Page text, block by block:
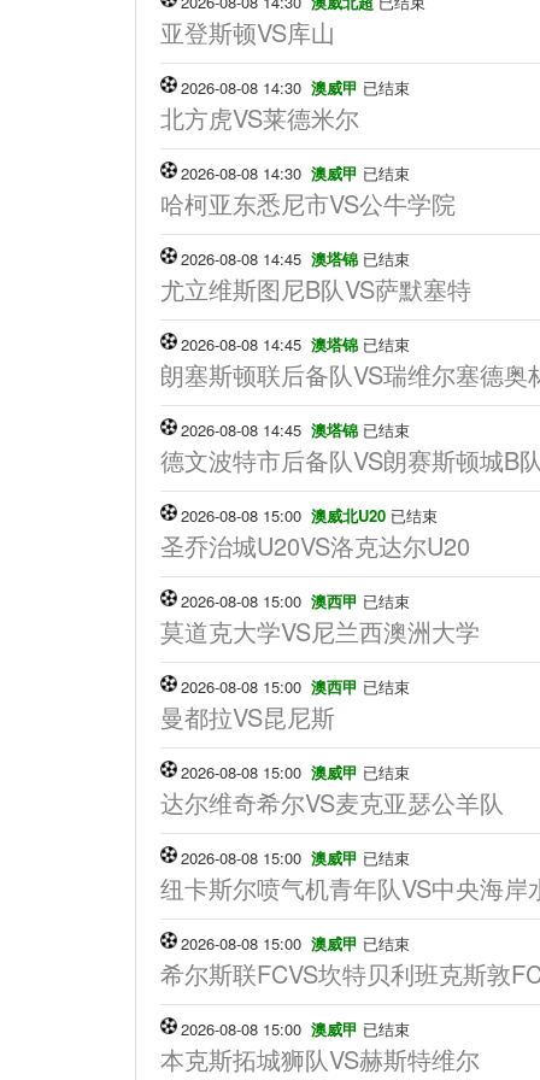
亚登斯顿VS库山
2026-08-08 14:30 澳威甲 已结束
北方虎VS莱德米尔
2026-08-08 14:30 澳威甲 已结束
哈柯亚东悉尼市VS公牛学院
2026-08-08 14:45 澳塔锦 已结束
尤立维斯图尼B队VS萨默塞特
2026-08-08 14:45 澳塔锦 已结束
朗塞斯顿联后备队VS瑞维尔塞德奥
2026-08-08 14:45 澳塔锦 已结束
德文波特市后备队VS朗赛斯顿城B队
2026-08-08 15:00 澳威北U20 已结束
圣乔治城U20VS洛克达尔U20
2026-08-08 15:00 澳西甲 已结束
莫道克大学VS尼兰西澳洲大学
2026-08-08 15:00 澳西甲 已结束
曼都拉VS昆尼斯
2026-08-08 15:00 澳威甲 已结束
达尔维奇希尔VS麦克亚瑟公羊队
2026-08-08 15:00 澳威甲 已结束
纽卡斯尔喷气机青年队VS中央海岸
2026-08-08 15:00 澳威甲 已结束
希尔斯联FCVS坎特贝利班克斯敦
2026-08-08 15:00 澳威甲 已结束
本克斯拓城狮队VS赫斯特维尔